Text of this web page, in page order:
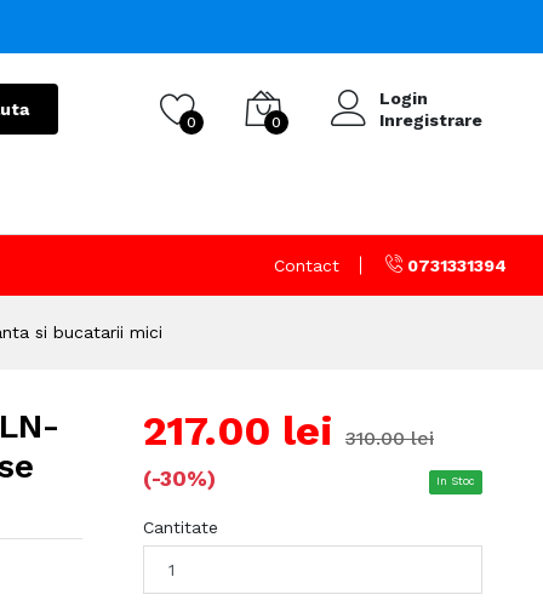
0 0
Login
Inregistrare
Contact 0731331394
si bucatarii mici
217.00 lei 310.00 lei
(-30%) In Stoc
Cantitate